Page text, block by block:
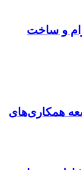
پروگرام و ساخت
همکاری‌های